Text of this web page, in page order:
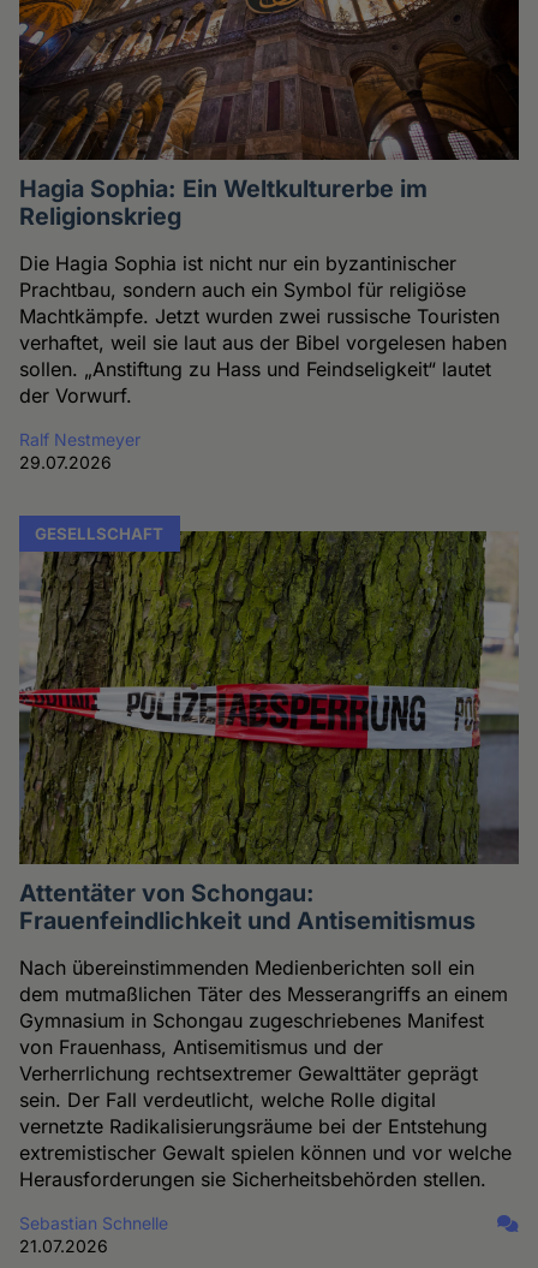
Hagia Sophia: Ein Weltkulturerbe im
Religionskrieg
Die Hagia Sophia ist nicht nur ein byzantinischer
Prachtbau, sondern auch ein Symbol für religiöse
Machtkämpfe. Jetzt wurden zwei russische Touristen
verhaftet, weil sie laut aus der Bibel vorgelesen haben
sollen. „Anstiftung zu Hass und Feindseligkeit“ lautet
der Vorwurf.
Ralf Nestmeyer
29.07.2026
GESELLSCHAFT
Attentäter von Schongau:
Frauenfeindlichkeit und Antisemitismus
Nach übereinstimmenden Medienberichten soll ein
dem mutmaßlichen Täter des Messerangriffs an einem
Gymnasium in Schongau zugeschriebenes Manifest
von Frauenhass, Antisemitismus und der
Verherrlichung rechtsextremer Gewalttäter geprägt
sein. Der Fall verdeutlicht, welche Rolle digital
vernetzte Radikalisierungsräume bei der Entstehung
extremistischer Gewalt spielen können und vor welche
Herausforderungen sie Sicherheitsbehörden stellen.
Sebastian Schnelle
21.07.2026